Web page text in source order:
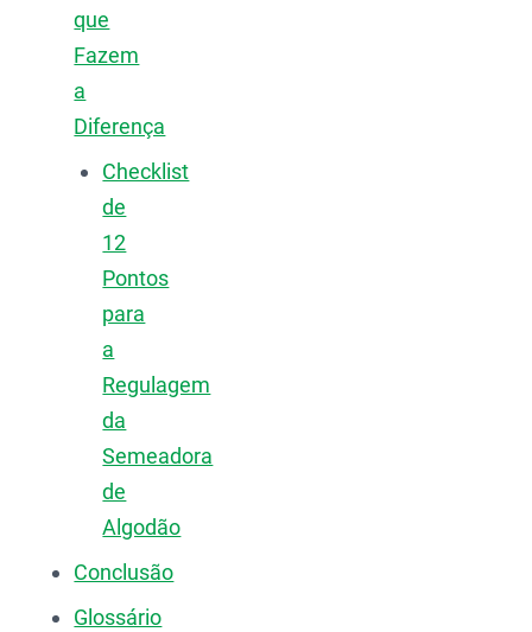
que
Fazem
a
Diferença
Checklist
de
12
Pontos
para
a
Regulagem
da
Semeadora
de
Algodão
Conclusão
Glossário